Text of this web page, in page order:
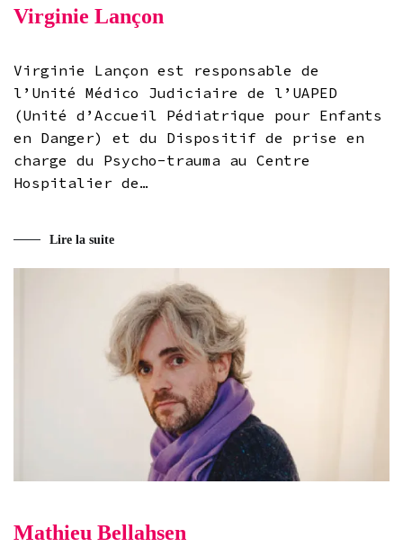
Virginie Lançon
Virginie Lançon est responsable de
l’Unité Médico Judiciaire de l’UAPED
(Unité d’Accueil Pédiatrique pour Enfants
en Danger) et du Dispositif de prise en
charge du Psycho-trauma au Centre
Hospitalier de…
Lire la suite
Mathieu Bellahsen